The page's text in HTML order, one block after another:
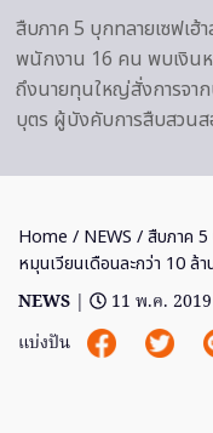
สืบภาค 5 บุกทลายเซฟเ
พนักงาน 16 คน พบเงินห
ถึงนายทุนใหญ่สั่งการจา
บุตร ผู้บังคับการสืบสวน
Home / NEWS / สืบภาค 5
หมุนเวียนเดือนละกว่า 10 ล้า
NEWS |
11 พ.ค. 2019
แบ่งปัน